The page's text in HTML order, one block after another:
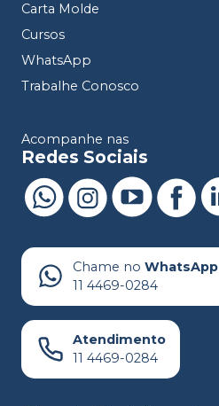
Carta Molde
Cursos
WhatsApp
Trabalhe Conosco
Acompanhe nas
Redes Sociais
Chame no WhatsApp
11 4469-0284
Atendimento
11 4469-0284